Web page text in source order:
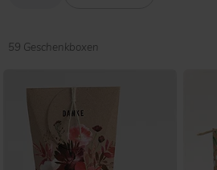
59 Geschenkboxen